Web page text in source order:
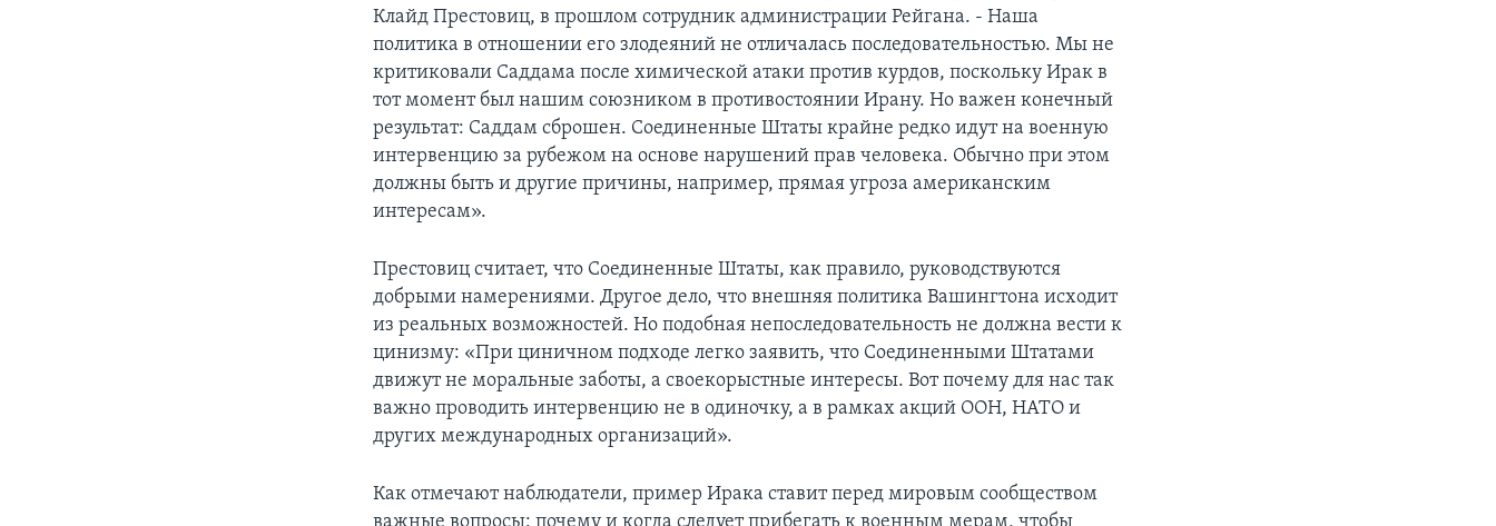
Клайд Престовиц, в прошлом сотрудник администрации Рейгана. - Наша
политика в отношении его злодеяний не отличалась последовательностью. Мы не
критиковали Саддама после химической атаки против курдов, поскольку Ирак в
тот момент был нашим союзником в противостоянии Ирану. Но важен конечный
результат: Саддам сброшен. Соединенные Штаты крайне редко идут на военную
интервенцию за рубежом на основе нарушений прав человека. Обычно при этом
должны быть и другие причины, например, прямая угроза американским
интересам».
Престовиц считает, что Соединенные Штаты, как правило, руководствуются
добрыми намерениями. Другое дело, что внешняя политика Вашингтона исходит
из реальных возможностей. Но подобная непоследовательность не должна вести к
цинизму: «При циничном подходе легко заявить, что Соединенными Штатами
движут не моральные заботы, а своекорыстные интересы. Вот почему для нас так
важно проводить интервенцию не в одиночку, а в рамках акций ООН, НАТО и
других международных организаций».
Как отмечают наблюдатели, пример Ирака ставит перед мировым сообществом